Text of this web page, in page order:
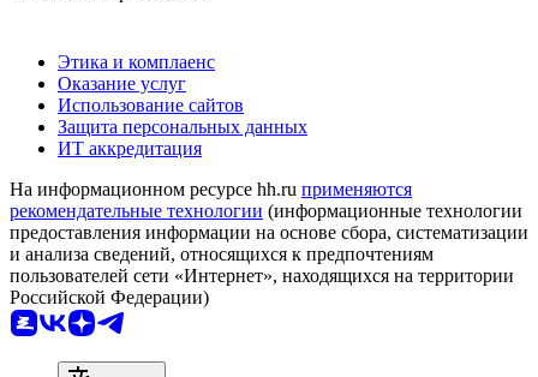
Этика и комплаенс
Оказание услуг
Использование сайтов
Защита персональных данных
ИТ аккредитация
На информационном ресурсе hh.ru применяются
рекомендательные технологии (информационные технологии
предоставления информации на основе сбора, систематизации
и анализа сведений, относящихся к предпочтениям
пользователей сети «Интернет», находящихся на территории
Российской Федерации)